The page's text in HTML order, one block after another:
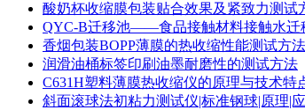
酸奶杯收缩膜包装贴合效果及紧致力测试
QYC-B迁移池——食品接触材料接触水迁
香烟包装BOPP薄膜的热收缩性能测试方法
润滑油桶标签印刷油墨耐磨性的测试方法
C631H塑料薄膜热收缩仪的原理与技术特
斜面滚球法初粘力测试仪|标准钢球|原理|